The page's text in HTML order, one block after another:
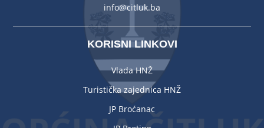
info@citluk.ba
KORISNI LINKOVI
Vlada HNŽ
Turistička zajednica HNŽ
JP Broćanac